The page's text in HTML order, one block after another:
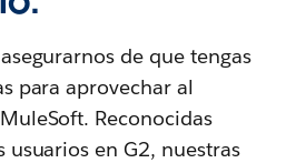
de que tengas
para aprovechar al
Reconocidas
en G2, nuestras